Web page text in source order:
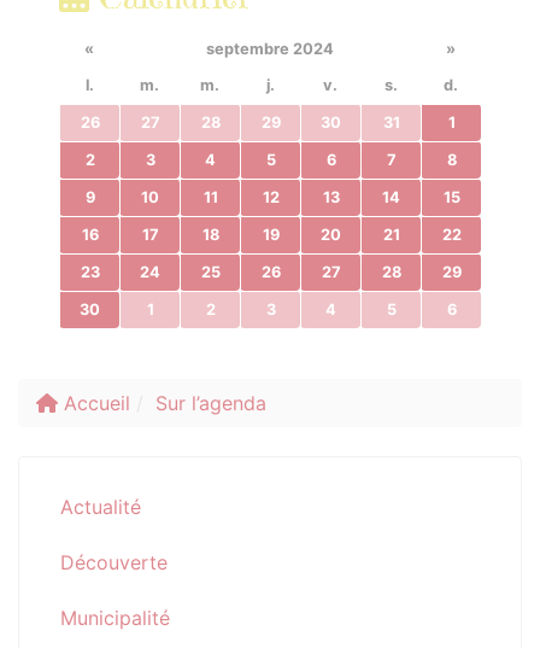
« septembre 2024
»
l.
m. m. j. v. s. d.
26 27 28 29 30 31 1
2 3 4 5 6 7 8
9 10 11 12 13 14 15
16 17 18 19 20 21 22
23 24 25 26 27 28 29
30 1 2 3 4 5 6
Accueil Sur l’agenda
Actualité
Découverte
Municipalité